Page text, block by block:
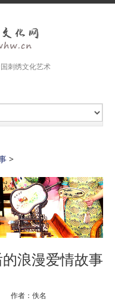
刺绣文化艺术
>
浪漫爱情故事
作者：佚名